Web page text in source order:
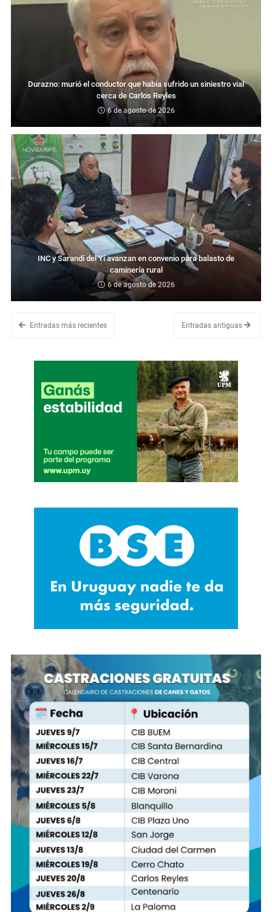
Durazno: murió el conductor que había sufrido un siniestro vial
cerca de Carlos Reyles
6 de agosto de 2026
INC y Sarandí del Yí avanzan en convenio para balasto de
caminería rural
6 de agosto de 2026
Entradas más recientes Entradas antiguas